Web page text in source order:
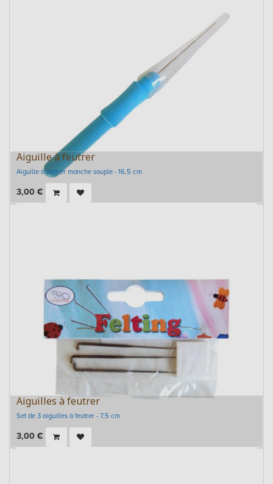
Aiguille à feutrer
Aiguille à feutrer manche souple - 16,5 cm
3,00 €
Aiguilles à feutrer
Set de 3 aiguilles à feutrer - 7,5 cm
3,00 €